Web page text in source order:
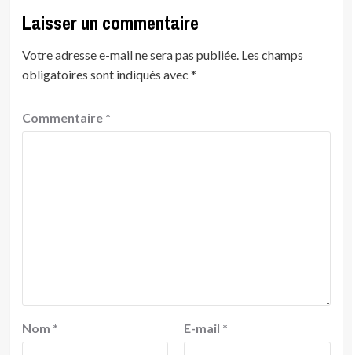
Laisser un commentaire
Votre adresse e-mail ne sera pas publiée. Les champs
obligatoires sont indiqués avec *
Commentaire *
Nom * E-mail *